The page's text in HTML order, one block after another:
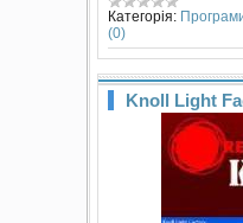
Категорія:
(0)
Knoll Light